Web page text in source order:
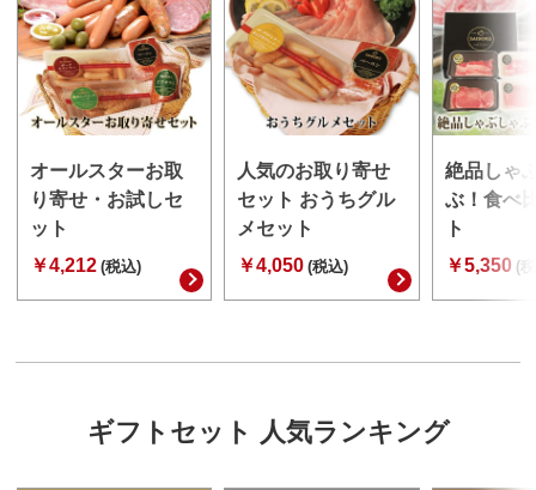
オールスターお取
り寄せ・お試しセ
ット
￥4,212 (税込)
人気のお取り寄せ
セット おうちグル
メセット
￥4,050 (税込)
絶品しゃ
ぶ！食べ
ト
￥5,350 (
ギフトセット 人気ランキング